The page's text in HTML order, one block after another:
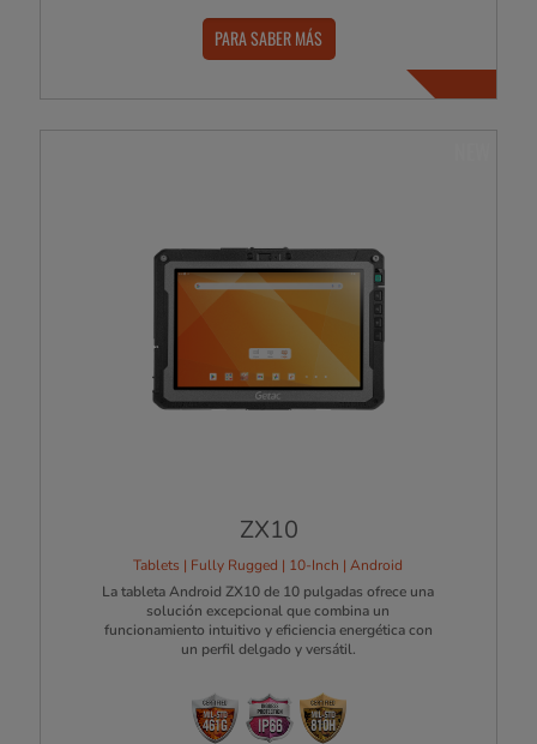
PARA SABER MÁS
ZX10
Tablets | Fully Rugged | 10-Inch | Android
La tableta Android ZX10 de 10 pulgadas ofrece una
solución excepcional que combina un
funcionamiento intuitivo y eficiencia energética con
un perfil delgado y versátil.